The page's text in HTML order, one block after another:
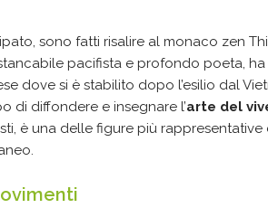
sono fatti risalire al monaco zen
pacifista e profondo poeta,
dove si è stabilito dopo l’esilio dal
di diffondere e insegnare l’arte del
è una delle figure più